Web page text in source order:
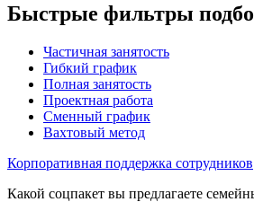
Быстрые фильтры
Частичная занятость
Гибкий график
Полная занятость
Проектная работа
Сменный график
Вахтовый метод
Корпоративная поддержка сотрудников
Какой соцпакет вы предлагаете